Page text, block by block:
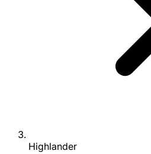
Highlander